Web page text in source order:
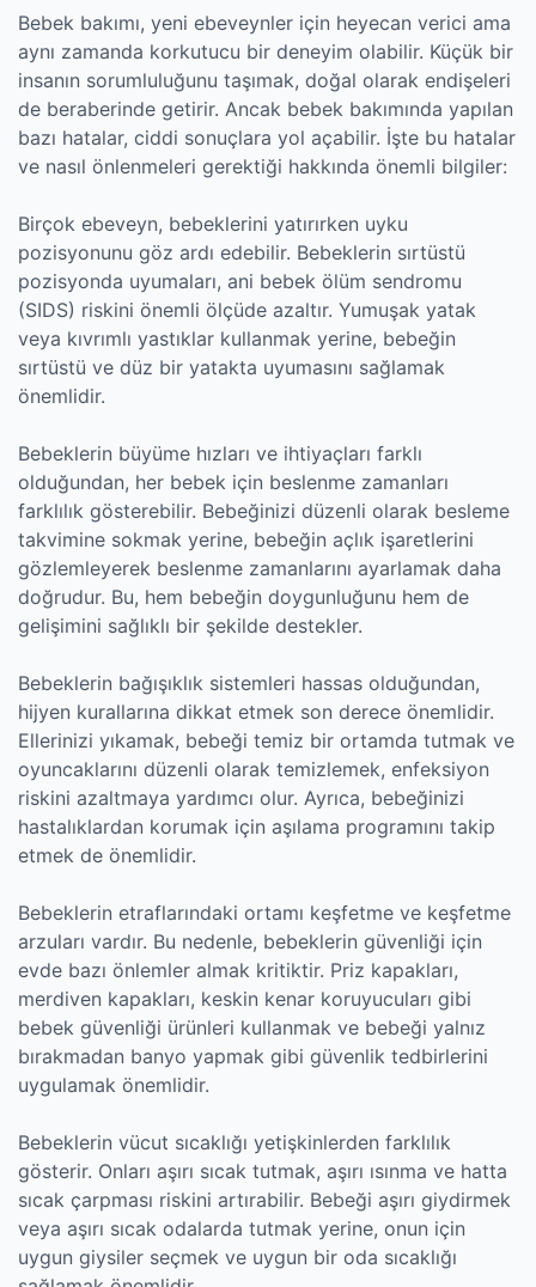
Bebek bakımı, yeni ebeveynler için heyecan verici ama
aynı zamanda korkutucu bir deneyim olabilir. Küçük bir
insanın sorumluluğunu taşımak, doğal olarak endişeleri
de beraberinde getirir. Ancak bebek bakımında yapılan
bazı hatalar, ciddi sonuçlara yol açabilir. İşte bu hatalar
ve nasıl önlenmeleri gerektiği hakkında önemli bilgiler:
Birçok ebeveyn, bebeklerini yatırırken uyku
pozisyonunu göz ardı edebilir. Bebeklerin sırtüstü
pozisyonda uyumaları, ani bebek ölüm sendromu
(SIDS) riskini önemli ölçüde azaltır. Yumuşak yatak
veya kıvrımlı yastıklar kullanmak yerine, bebeğin
sırtüstü ve düz bir yatakta uyumasını sağlamak
önemlidir.
Bebeklerin büyüme hızları ve ihtiyaçları farklı
olduğundan, her bebek için beslenme zamanları
farklılık gösterebilir. Bebeğinizi düzenli olarak besleme
takvimine sokmak yerine, bebeğin açlık işaretlerini
gözlemleyerek beslenme zamanlarını ayarlamak daha
doğrudur. Bu, hem bebeğin doygunluğunu hem de
gelişimini sağlıklı bir şekilde destekler.
Bebeklerin bağışıklık sistemleri hassas olduğundan,
hijyen kurallarına dikkat etmek son derece önemlidir.
Ellerinizi yıkamak, bebeği temiz bir ortamda tutmak ve
oyuncaklarını düzenli olarak temizlemek, enfeksiyon
riskini azaltmaya yardımcı olur. Ayrıca, bebeğinizi
hastalıklardan korumak için aşılama programını takip
etmek de önemlidir.
Bebeklerin etraflarındaki ortamı keşfetme ve keşfetme
arzuları vardır. Bu nedenle, bebeklerin güvenliği için
evde bazı önlemler almak kritiktir. Priz kapakları,
merdiven kapakları, keskin kenar koruyucuları gibi
bebek güvenliği ürünleri kullanmak ve bebeği yalnız
bırakmadan banyo yapmak gibi güvenlik tedbirlerini
uygulamak önemlidir.
Bebeklerin vücut sıcaklığı yetişkinlerden farklılık
gösterir. Onları aşırı sıcak tutmak, aşırı ısınma ve hatta
sıcak çarpması riskini artırabilir. Bebeği aşırı giydirmek
veya aşırı sıcak odalarda tutmak yerine, onun için
uygun giysiler seçmek ve uygun bir oda sıcaklığı